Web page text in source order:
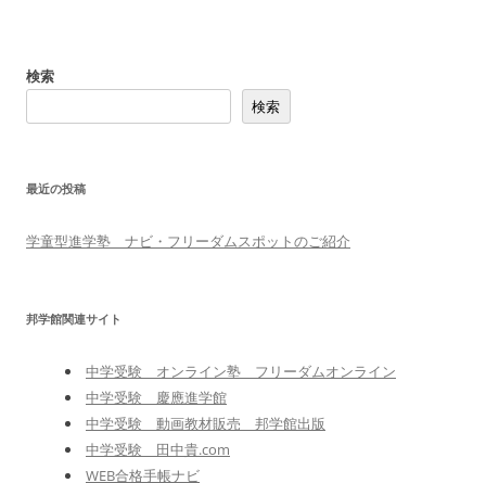
検索
検索
最近の投稿
学童型進学塾 ナビ・フリーダムスポットのご紹介
邦学館関連サイト
中学受験 オンライン塾 フリーダムオンライン
中学受験 慶應進学館
中学受験 動画教材販売 邦学館出版
中学受験 田中貴.com
WEB合格手帳ナビ